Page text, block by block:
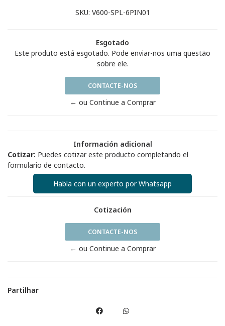
SKU: V600-SPL-6PIN01
Esgotado
Este produto está esgotado. Pode enviar-nos uma questão
sobre ele.
CONTACTE-NOS
← ou Continue a Comprar
Información adicional
Cotizar: Puedes cotizar este producto completando el
formulario de contacto.
Habla con un experto por Whatsapp
Cotización
CONTACTE-NOS
← ou Continue a Comprar
Partilhar